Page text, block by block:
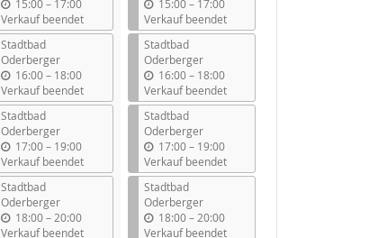
15:00 –
i
s
17:00
Verkauf beendet
Stadtbad
Oderberger
16:00 –b
i
s
18:00
Verkauf beendet
Stadtbad
Oderberger
17:00 –b
i
s
19:00
Verkauf beendet
Stadtbad
Oderberger
18:00 –b
i
20:00
Verkauf beendet
15:00 –
i
s
17:00
Verkauf beendet
Stadtbad
Oderberger
16:00 –b
i
s
18:00
Verkauf beendet
Stadtbad
Oderberger
17:00 –b
i
s
19:00
Verkauf beendet
Stadtbad
Oderberger
18:00 –b
i
20:00
Verkauf beendet